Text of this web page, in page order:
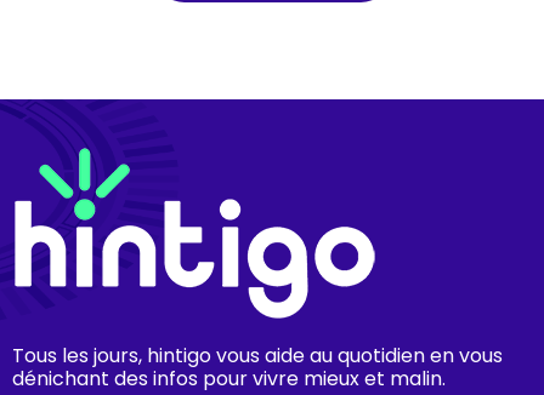
Tous les jours, hintigo vous aide au quotidien en vous
dénichant des infos pour vivre mieux et malin.